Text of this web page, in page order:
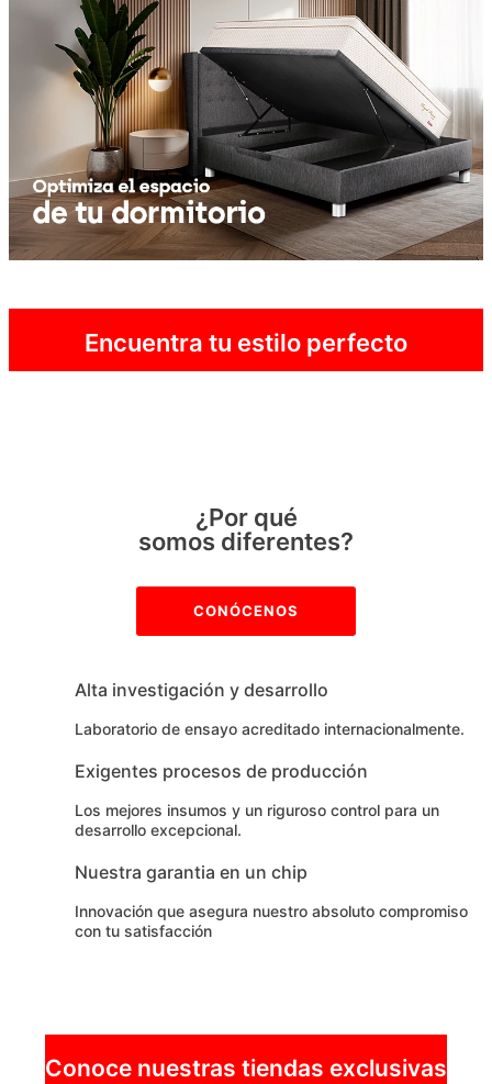
Encuentra tu estilo perfecto
¿Por qué
somos diferentes?
CONÓCENOS
Alta investigación y desarrollo
Laboratorio de ensayo acreditado internacionalmente.
Exigentes procesos de producción
Los mejores insumos y un riguroso control para un
desarrollo excepcional.
Nuestra garantia en un chip
Innovación que asegura nuestro absoluto compromiso
con tu satisfacción
Conoce nuestras tiendas exclusivas